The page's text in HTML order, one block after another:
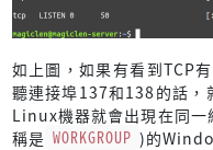
如上圖，如果有看到TCP
聽連接埠137和138的話，
Linux機器就會出現在同一
稱是 WORKGROUP )的